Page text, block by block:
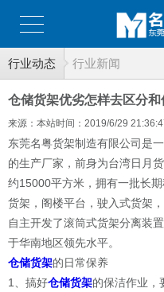
行业动态 行业新闻
仓储货架优劣怎样去区分和
来源：本站时间：2019/6/29
东莞名粤货架制造有限公司是
的生产厂家，前身为台湾日月
约15000平方米，拥有一批长
货架，阁楼平台，驶入式货架
自主开发了滚筒式货架分离装
于华南地区领先水平。
仓储货架的日常保养
1、搞好仓储货架的保洁作业，